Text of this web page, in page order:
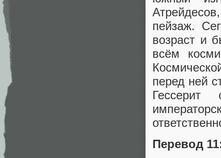
пейзаж.
возраст и
всём
перед ней
Перевод